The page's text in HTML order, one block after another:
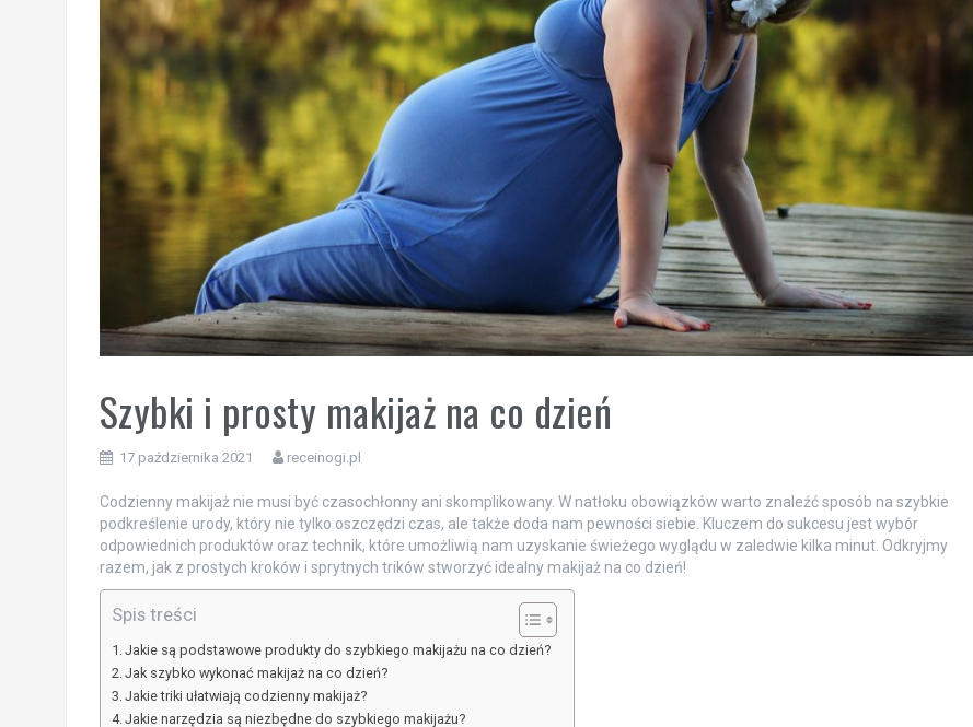
Szybki i prosty makijaż na co dzień
17 października 2021 receinogi.pl
Codzienny makijaż nie musi być czasochłonny ani skomplikowany. W natłoku obowiązków warto znaleźć sposób na szybkie
podkreślenie urody, który nie tylko oszczędzi czas, ale także doda nam pewności siebie. Kluczem do sukcesu jest wybór
odpowiednich produktów oraz technik, które umożliwią nam uzyskanie świeżego wyglądu w zaledwie kilka minut. Odkryjmy
razem, jak z prostych kroków i sprytnych trików stworzyć idealny makijaż na co dzień!
Spis treści
Jakie są podstawowe produkty do szybkiego makijażu na co dzień?
Jak szybko wykonać makijaż na co dzień?
Jakie triki ułatwiają codzienny makijaż?
Jakie narzędzia są niezbędne do szybkiego makijażu?